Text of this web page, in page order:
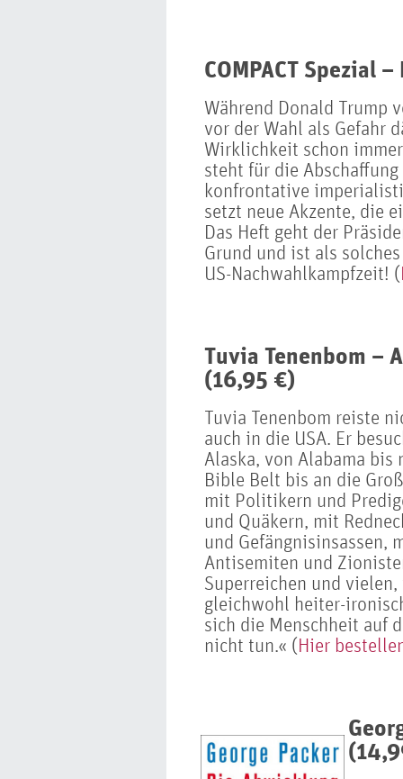
COMPACT Spezial
Während Donald Trump
vor der Wahl als Gefahr
Wirklichkeit schon
steht für die
konfrontative
setzt neue Akzente, die
Das Heft geht der
Grund und ist als
US-Nachwahlkampfzeit! (
Tuvia Tenenbom –
(16,95 €)
Tuvia Tenenbom reiste
auch in die USA. Er
Alaska, von Alabama bis
Bible Belt bis an die
mit Politikern und
und Quäkern, mit
und Gefängnisinsassen,
Antisemiten und
Superreichen und
gleichwohl heiter-
sich die Menschheit auf
nicht tun.« ( Hier